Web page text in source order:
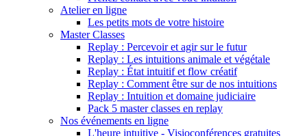
Atelier en ligne
Les petits mots de votre histoire
Master Classes
Replay : Percevoir et agir sur le futur
Replay : Les intuitions animale et végétale
Replay : État intuitif et flow créatif
Replay : Comment être sur de nos intuitions
Replay : Intuition et domaine judiciaire
Pack 5 master classes en replay
Nos événements en ligne
L'heure intuitive - Visioconférences gratuites